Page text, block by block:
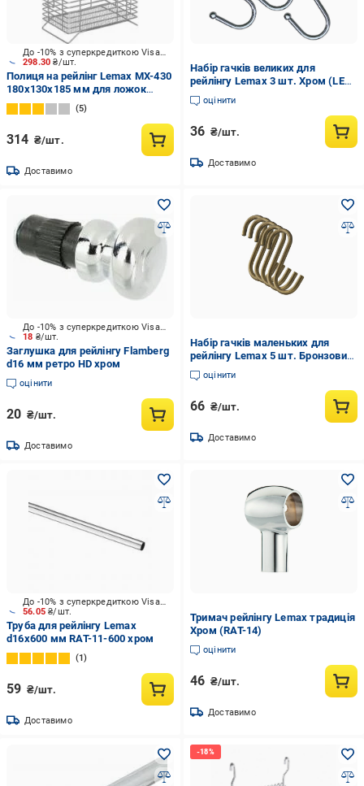
298.30₴/шт.
До -10% з суперкредиткою Visa Вигода
Полиця на рейлінг Lemax MX-430
180x130x185 мм для ложок
хром
5
314 ₴/шт.
Доставимо
Набір гачків великих для
рейлінгу Lemax 3 шт. Хром (LE
311 B)
оцінити
36 ₴/шт.
Доставимо
18 ₴/шт.
До -10% з суперкредиткою Visa Вигода
Заглушка для рейлінгу Flamberg
d16 мм ретро HD хром
оцінити
20 ₴/шт.
Доставимо
Набір гачків маленьких для
рейлінгу Lemax 5 шт. Бронзовий
(LE 311 C BA)
оцінити
66 ₴/шт.
Доставимо
56.05₴/шт.
До -10% з суперкредиткою Visa Вигода
Труба для рейлінгу Lemax
d16x600 мм RAT-11-600 хром
1
59 ₴/шт.
Доставимо
Тримач рейлінгу Lemax традиція
Хром (RAT-14)
оцінити
46 ₴/шт.
Доставимо